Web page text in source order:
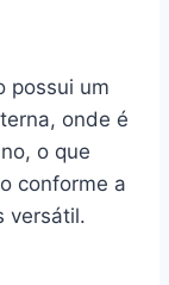
possui um
onde é
o que
conforme a
versátil.